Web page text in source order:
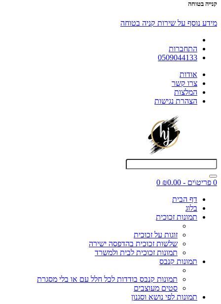
קנייה בטוחה
מידע נוסף על שירות קניה בטוחה
התחברות
0509044133
אודות
צרו קשר
המלצות
הצהרת נגישות
0 פריט\ים - ₪0.00
0
דף הבית
בלוג
תמונות זכוכית
זוגות על זכוכית
שלשות זכוכית בהדפסה ישירה
תמונות זכוכית לבית ולמשרד
תמונות קנבס
תמונות קנבס בודדות לכל חלל עם או בלי מסגרת
סטים מעוצבים
תמונות לפי נושא וסגנון